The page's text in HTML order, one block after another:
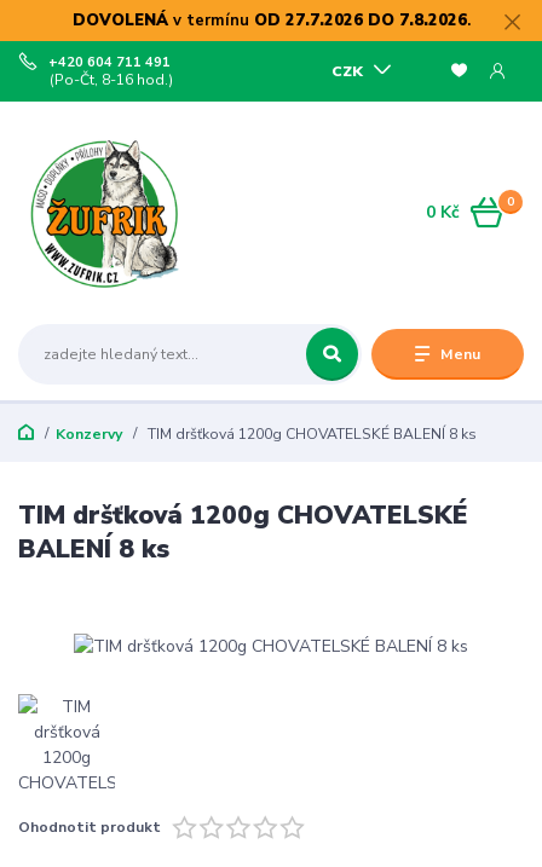
DOVOLENÁv termínu OD 27.7.2026 DO 7.8.2026.
Menu
CZK
+420 604 711 491
(Po-Čt, 8-16 hod.)
0
0 Kč
Konzervy TIM dršťková 1200g CHOVATELSKÉ BALENÍ 8 ks
TIM dršťková 1200g CHOVATELSKÉ
BALENÍ 8 ks
Ohodnotit produkt